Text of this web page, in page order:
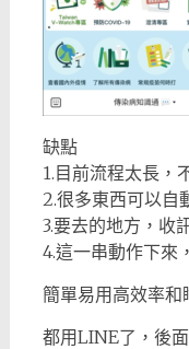
缺點
1.目前流程太長，
2.很多東西可以自
3.要去的地方，收
4.這一串動作下來
簡單易用高效率和
都用LINE了，後